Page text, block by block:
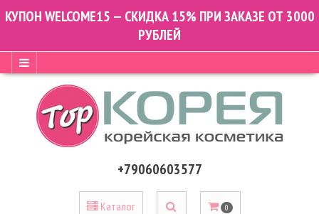
КУПОН WELCOME15 — СКИДКА 15% ПРИ ЗАКАЗЕ ОТ 3000
РУБЛЕЙ
+79060603577
Каталог 0